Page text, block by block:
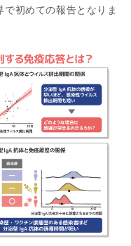
初めての報告となりま